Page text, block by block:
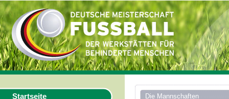
Startseite
Die Mannschaften